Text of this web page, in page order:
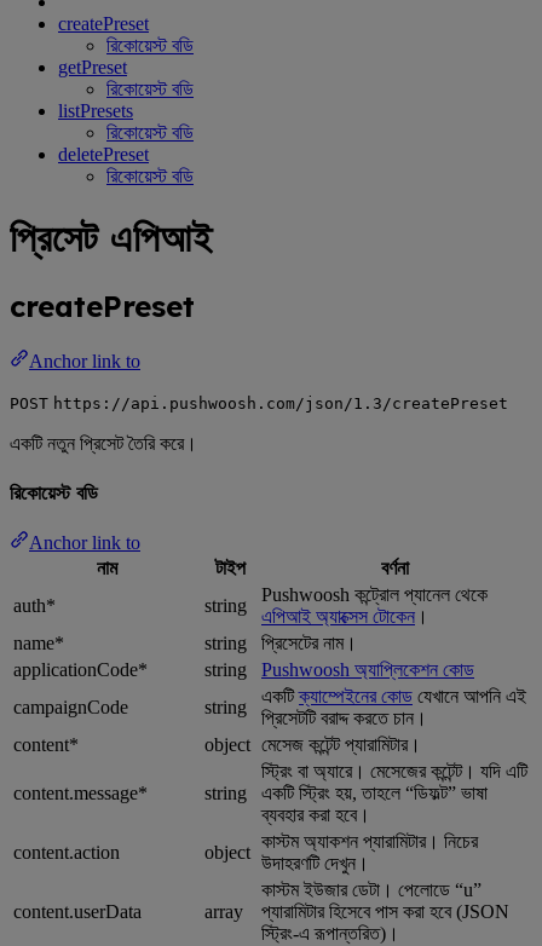
createPreset
রিকোয়েস্ট বডি
getPreset
রিকোয়েস্ট বডি
listPresets
রিকোয়েস্ট বডি
deletePreset
রিকোয়েস্ট বডি
প্রিসেট এপিআই
createPreset
Anchor link to
POST https://api.pushwoosh.com/json/1.3/createPreset
একটি নতুন প্রিসেট তৈরি করে।
রিকোয়েস্ট বডি
Anchor link to
নাম
টাইপ
বর্ণনা
auth*
string
Pushwoosh কন্ট্রোল প্যানেল থেকে
এপিআই অ্যাক্সেস টোকেন ।
name*
string
প্রিসেটের নাম।
applicationCode*
string
Pushwoosh অ্যাপ্লিকেশন কোড
campaignCode
string
একটিক্যাম্পেইনের কোড যেখানে আপনি এই
প্রিসেটটি বরাদ্দ করতে চান।
content*
object মেসেজ কন্টেন্ট প্যারামিটার।
content.message* string
স্ট্রিং বা অ্যারে। মেসেজের কন্টেন্ট। যদি এটি
একটি স্ট্রিং হয়, তাহলে “ডিফল্ট” ভাষা
ব্যবহার করা হবে।
content.action
object
কাস্টম অ্যাকশন প্যারামিটার। নিচের
উদাহরণটি দেখুন।
content.userData array
কাস্টম ইউজার ডেটা। পেলোডে “u”
প্যারামিটার হিসেবে পাস করা হবে (JSON
স্ট্রিং-এ রূপান্তরিত)।